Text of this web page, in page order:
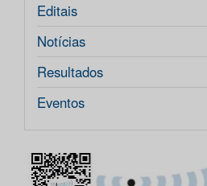
Editais
Notícias
Resultados
Eventos